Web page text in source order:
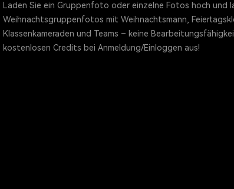
Laden Sie ein Gruppenfoto oder einzelne Fotos hoch und
Weihnachtsgruppenfotos mit Weihnachtsmann,
Klassenkameraden und Teams – keine
kostenlosen Credits bei Anmeldung/Einloggen aus!